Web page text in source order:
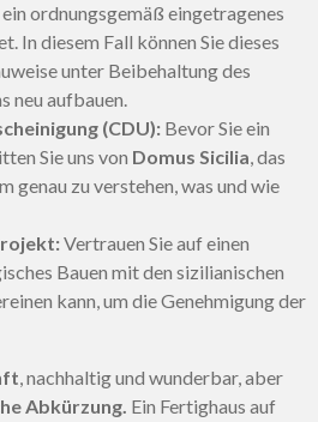
ordnungsgemäß eingetragenes
In diesem Fall können Sie dieses
unter Beibehaltung des
neu aufbauen.
(CDU): Bevor Sie ein
Sie uns von Domus Sicilia, das
genau zu verstehen, was und wie
Vertrauen Sie auf einen
Bauen mit den sizilianischen
kann, um die Genehmigung der
, nachhaltig und wunderbar, aber
Abkürzung. Ein Fertighaus auf